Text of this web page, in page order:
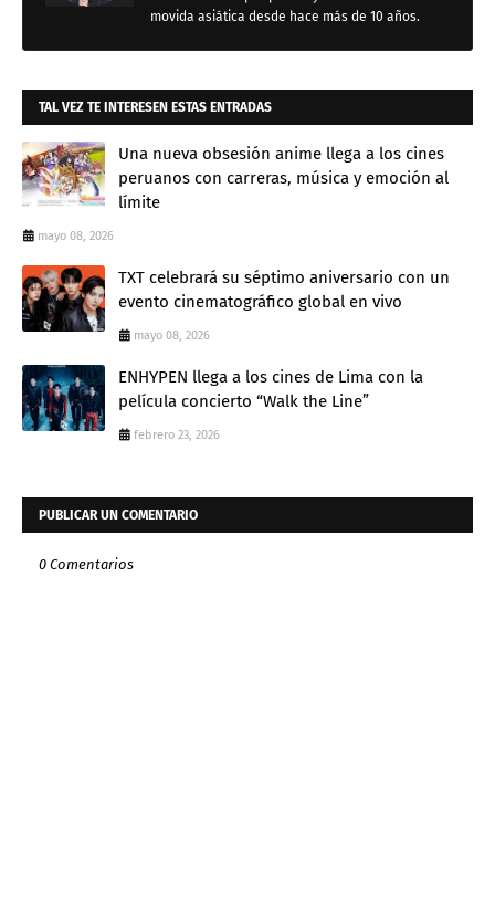
movida asiática desde hace más de 10 años.
TAL VEZ TE INTERESEN ESTAS ENTRADAS
Una nueva obsesión anime llega a los cines
peruanos con carreras, música y emoción al
límite
mayo 08, 2026
TXT celebrará su séptimo aniversario con un
evento cinematográfico global en vivo
mayo 08, 2026
ENHYPEN llega a los cines de Lima con la
película concierto “Walk the Line”
febrero 23, 2026
PUBLICAR UN COMENTARIO
0 Comentarios